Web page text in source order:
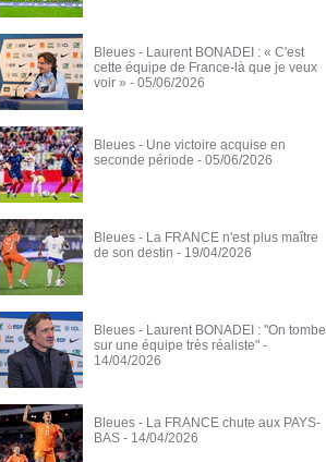
Bleues - Laurent BONADEI : « C'est
cette équipe de France-là que je veux
voir » - 05/06/2026
Bleues - Une victoire acquise en
seconde période - 05/06/2026
Bleues - La FRANCE n'est plus maître
de son destin - 19/04/2026
Bleues - Laurent BONADEI : "On tombe
sur une équipe très réaliste" -
14/04/2026
Bleues - La FRANCE chute aux PAYS-
BAS - 14/04/2026